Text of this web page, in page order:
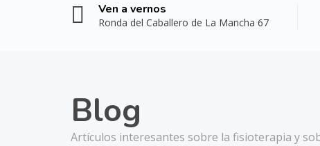
Ven a vernos
Ronda del Caballero de La Mancha 67
Blog
Artículos interesantes sobre la fisioterapia y